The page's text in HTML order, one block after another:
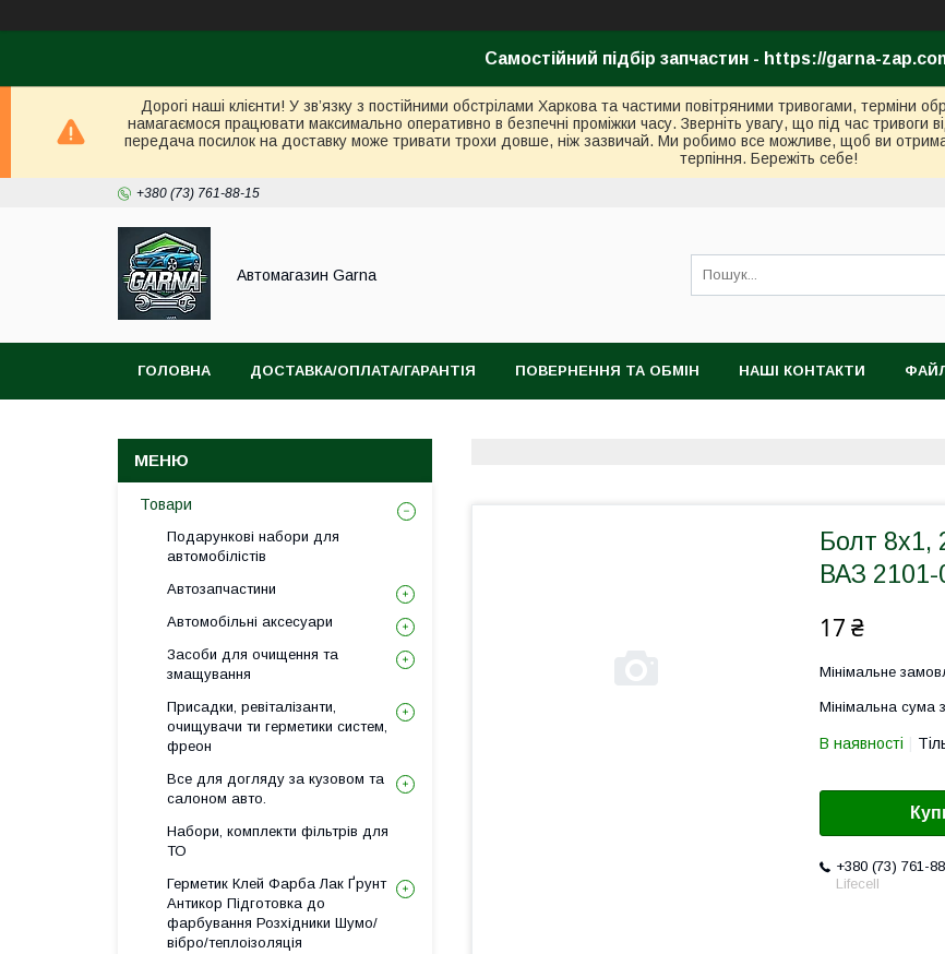
Самостійний підбір запчастин - https://garna-
Дорогі наші клієнти! У зв’язку з постійними обстрілами Харкова та частими повітряними тривогами, терміни
намагаємося працювати максимально оперативно в безпечні проміжки часу. Зверніть увагу, що під час тривоги
передача посилок на доставку може тривати трохи довше, ніж зазвичай. Ми робимо все можливе, щоб ви
терпіння. Бережіть себе!
+380 (73) 761-88-15
Автомагазин Garna
ГОЛОВНА ДОСТАВКА/ОПЛАТА/ГАРАНТІЯ ПОВЕРНЕННЯ ТА ОБМІН НАШІ КОНТАКТИ
Болт 8х1,
ВАЗ 2101-
17 ₴
Мінімальне
Мінімальна сума
В наявності
+380 (73) 761-
Lifecell
Товари
Подарункові набори для
автомобілістів
Автозапчастини
Автомобільні аксесуари
Засоби для очищення та
змащування
Присадки, ревіталізанти,
очищувачи ти герметики систем,
фреон
Все для догляду за кузовом та
салоном авто.
Набори, комплекти фільтрів для
ТО
Герметик Клей Фарба Лак Ґрунт
Антикор Підготовка до
фарбування Розхідники Шумо/
вібро/теплоізоляція